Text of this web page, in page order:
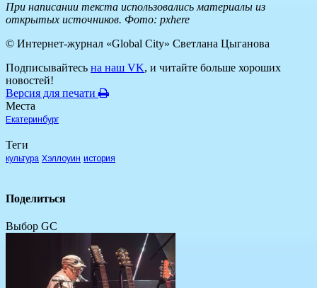
При написании текста использовались материалы из
открытых источников. Фото: pxhere
© Интернет-журнал «Global City» Светлана Цыганова
Подписывайтесь на наш VK, и читайте больше хороших
новостей!
Версия для печати
Места
Екатеринбург
Теги
культура Хэллоуин история
Поделиться
Выбор GC